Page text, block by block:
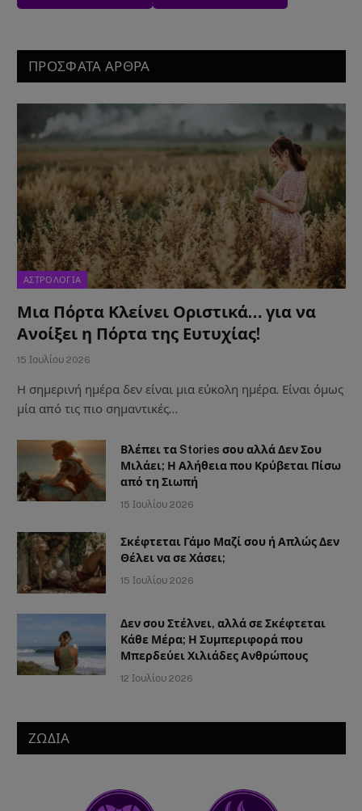
ΠΡΟΣΦΑΤΑ ΑΡΘΡΑ
ΑΣΤΡΟΛΟΓΙΑ
Μια Πόρτα Κλείνει Οριστικά… για να
Ανοίξει η Πόρτα της Ευτυχίας!
15 Ιουλίου 2026
Η σημερινή ημέρα δεν είναι μια εύκολη ημέρα. Είναι όμως
μία από τις πιο σημαντικές…
Βλέπει τα Stories σου αλλά Δεν Σου
Μιλάει; Η Αλήθεια που Κρύβεται Πίσω
από τη Σιωπή
15 Ιουλίου 2026
Σκέφτεται Γάμο Μαζί σου ή Απλώς Δεν
Θέλει να σε Χάσει;
15 Ιουλίου 2026
Δεν σου Στέλνει, αλλά σε Σκέφτεται
Κάθε Μέρα; Η Συμπεριφορά που
Μπερδεύει Χιλιάδες Ανθρώπους
12 Ιουλίου 2026
ΖΩΔΙΑ